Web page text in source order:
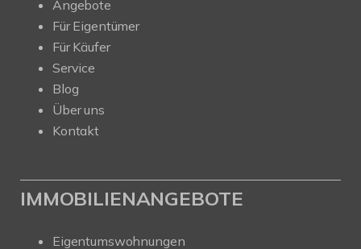
Angebote
Für Eigentümer
Für Käufer
Service
Blog
Über uns
Kontakt
IMMOBILIENANGEBOTE
Eigentumswohnungen